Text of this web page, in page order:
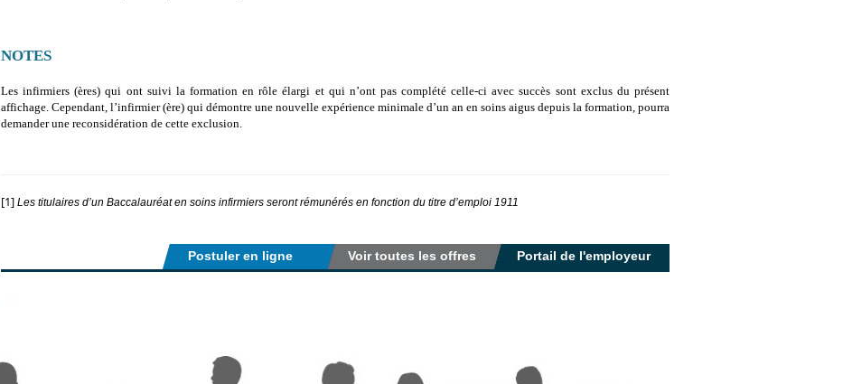
NOTES
Les infirmiers (ères) qui ont suivi la formation en rôle élargi et qui n’ont pas complété celle-ci avec succès sont exclus du présent
affichage. Cependant, l’infirmier (ère) qui démontre une nouvelle expérience minimale d’un an en soins aigus depuis la formation, pourra
demander une reconsidération de cette exclusion.
[1] Les titulaires d’un Baccalauréat en soins infirmiers seront rémunérés en fonction du titre d’emploi 1911
Portail de l'employeur
Voir toutes les offres
Postuler en ligne